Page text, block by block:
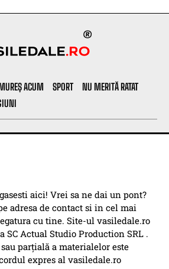
ACUM SPORT
NU MERITĂ RATAT
aici! Vrei sa ne dai un pont?
adresa de contact si in cel mai
cu tine. Site-ul vasiledale.ro
SC Actual Studio Production SRL .
parțială a materialelor este
expres al vasiledale.ro